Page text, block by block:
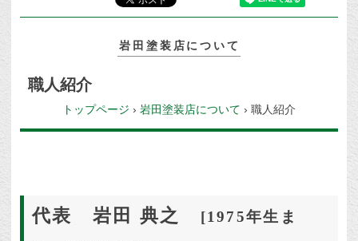
岩田塗装店について
職人紹介
トップページ › 岩田塗装店について › 職人紹介
代表 岩田 典之
[1975年生ま